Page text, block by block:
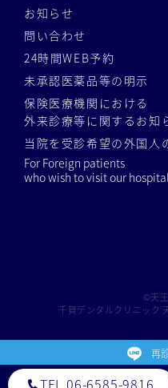
再
TEL.06-6585-9816
お知らせ
問い合わせ
24時間WEB予約
未承認医薬品等の明示
保険医療機関における
外来診療等に関するお知
当院を受診希望の外国人
For Foreign patients
who wish to visit our hospital
©天
千賀デンタルクリニック